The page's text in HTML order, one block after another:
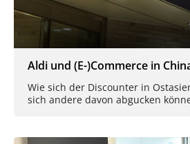
Aldi und (E-)Commerce in
Wie sich der Discounter in
sich andere davon abgucken